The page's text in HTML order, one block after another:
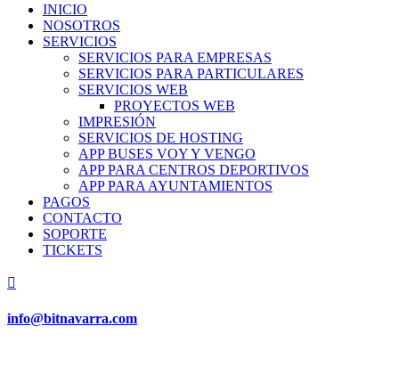
INICIO
NOSOTROS
SERVICIOS
SERVICIOS PARA EMPRESAS
SERVICIOS PARA PARTICULARES
SERVICIOS WEB
PROYECTOS WEB
IMPRESIÓN
SERVICIOS DE HOSTING
APP BUSES VOY Y VENGO
APP PARA CENTROS DEPORTIVOS
APP PARA AYUNTAMIENTOS
PAGOS
CONTACTO
SOPORTE
TICKETS

info@bitnavarra.com